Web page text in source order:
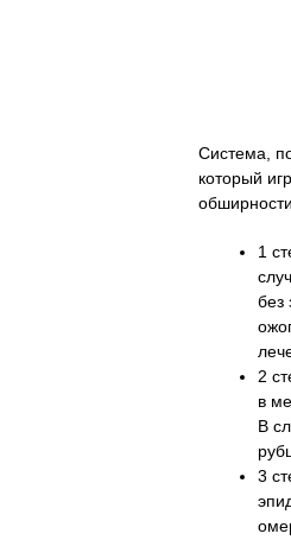
Система,
который
1
без
2
в
В
3